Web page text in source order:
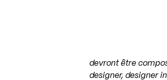
devront être
designer, designer